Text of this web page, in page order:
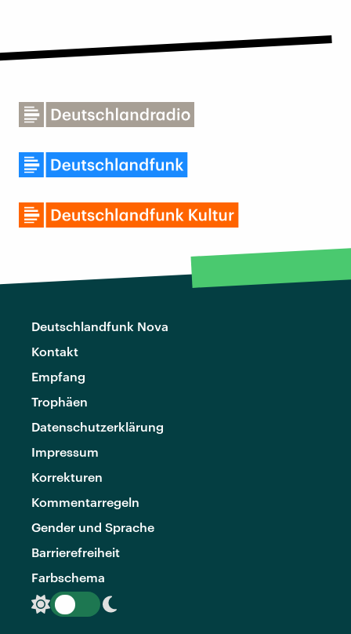
Deutschlandfunk Nova
Kontakt
Empfang
Trophäen
Datenschutzerklärung
Impressum
Korrekturen
Kommentarregeln
Gender und Sprache
Barrierefreiheit
Farbschema